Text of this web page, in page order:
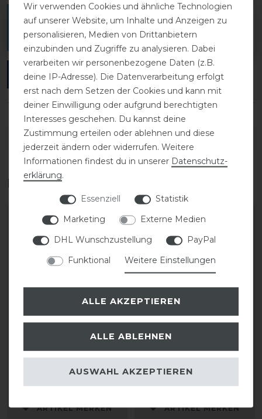
Melde dich an, um eine Kundenrezension zu
verfassen.
ANMELDEN
DETAILS ZUR PRODUKTSICHERHEIT
Das perfekte Zubehör für dich
Backpack Vertigo
199,90 € *
ARTIKEL MERKEN
Kentucky Horsewear
Helmtasche
64,99 € *
ARTIKEL MERKEN
Wir verwenden Cookies und ähnliche Technologien
auf unserer Website, um Inhalte und Anzeigen zu
personalisieren, Medien von Drittanbietern
einzubinden und Zugriffe zu analysieren. Dabei
verarbeiten wir personenbezogene Daten (z.B.
deine IP-Adresse). Die Datenverarbeitung erfolgt
erst nach dem Setzen der Cookies und kann mit
deiner Einwilligung oder aufgrund berechtigten
Interesses geschehen. Du kannst deine
Zustimmung erteilen oder ablehnen und diese
jederzeit ändern oder widerrufen. Weitere
Informationen findest du in unserer Daten­schutz­
erklärung.
Essenziell
Statistik
Marketing
Externe Medien
DHL Wunschzustellung
PayPal
Funktional
Weitere Einstellungen
ALLE AKZEPTIEREN
ALLE ABLEHNEN
AUSWAHL AKZEPTIEREN